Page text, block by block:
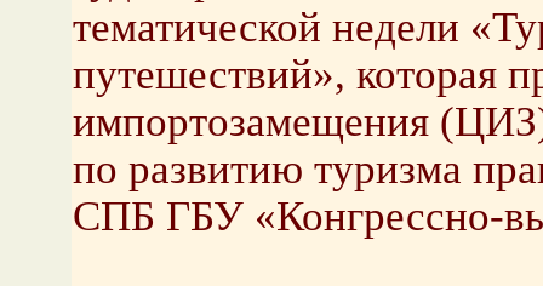
тематической недели
путешествий», которая
импортозамещения
по развитию туризма
СПБ ГБУ «Конгрессно-